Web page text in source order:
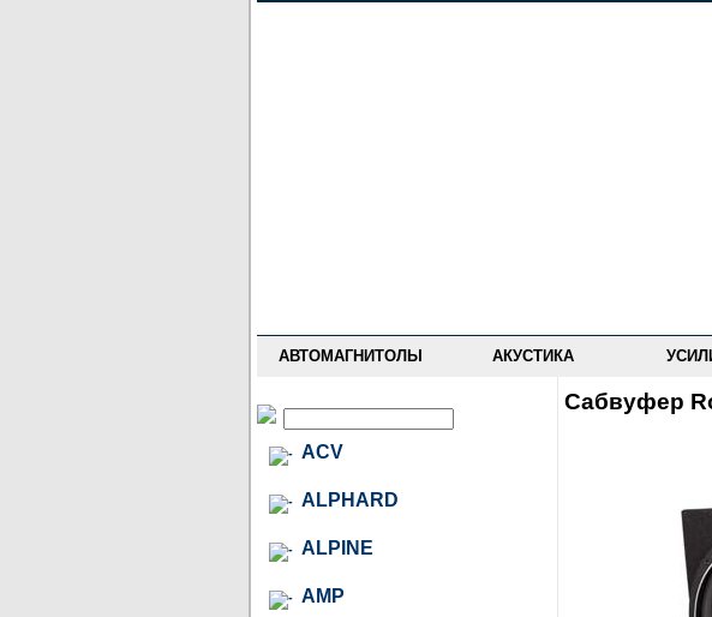
АВТОМАГНИТОЛЫ АКУСТИКА
ACV
ALPHARD
ALPINE
AMP
Сабвуфер